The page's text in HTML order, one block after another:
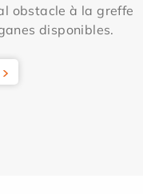
obstacle à la greffe
disponibles.